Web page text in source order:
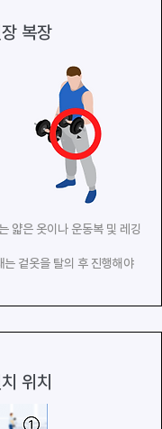
복장
얇은 옷이나 운동복 및 레깅
는 겉옷을 탈의 후 진행해야
위치